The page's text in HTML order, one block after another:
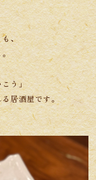
、
こう」
居酒屋です。